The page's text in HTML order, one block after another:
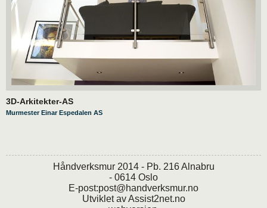
3D-Arkitekter-AS
Murmester Einar Espedalen AS
Håndverksmur 2014 - Pb. 216 Alnabru
- 0614 Oslo
E-post:post@handverksmur.no
Utviklet avAssist2net.no